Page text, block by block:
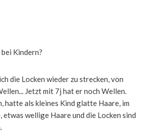
Kindern?
die Locken wieder zu strecken, von
Jetzt mit 7j hat er noch Wellen.
hatte als kleines Kind glatte Haare, im
wellige Haare und die Locken sind